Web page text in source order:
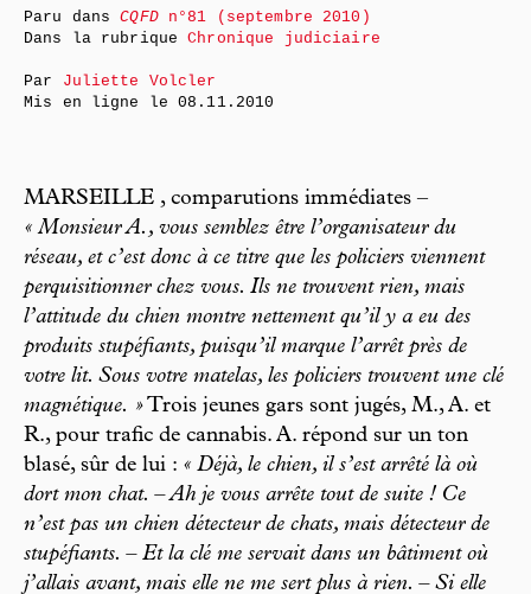
MARSEILLE , comparutions immédiates –
« Monsieur A., vous semblez être l’organisateur du
réseau, et c’est donc à ce titre que les policiers viennent
perquisitionner chez vous. Ils ne trouvent rien, mais
l’attitude du chien montre nettement qu’il y a eu des
produits stupéfiants, puisqu’il marque l’arrêt près de
votre lit. Sous votre matelas, les policiers trouvent une clé
magnétique. » Trois jeunes gars sont jugés, M., A. et
R., pour trafic de cannabis. A. répond sur un ton
blasé, sûr de lui : « Déjà, le chien, il s’est arrêté là où
dort mon chat. – Ah je vous arrête tout de suite ! Ce
n’est pas un chien détecteur de chats, mais détecteur de
stupéfiants. – Et la clé me servait dans un bâtiment où
j’allais avant, mais elle ne me sert plus à rien. – Si elle
Paru dansCQFDn°81 (septembre 2010)
Dans la rubriqueChronique judiciaire
Par Juliette Volcler
Mis en ligne le08.11.2010